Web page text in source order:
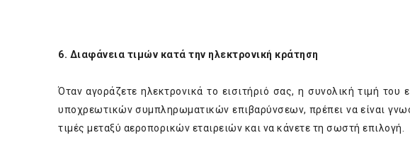
6. Διαφάνεια τιμών κατά την ηλεκτρονική κράτηση
Όταν αγοράζετε ηλεκτρονικά το εισιτήριό σας, η συνολική τιμή
υποχρεωτικών συμπληρωματικών επιβαρύνσεων, πρέπει να είναι
τιμές μεταξύ αεροπορικών εταιρειών και να κάνετε τη σωστή επιλογή.